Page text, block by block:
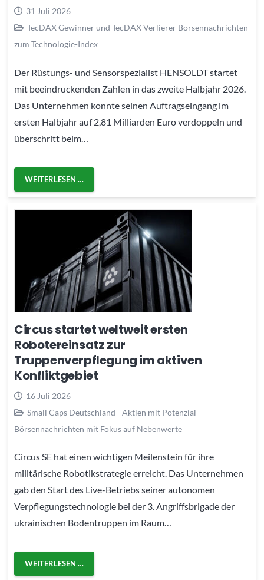
31 Juli 2026
TecDAX Gewinner und TecDAX Verlierer Börsennachrichten
zum Technologie-Index
Der Rüstungs- und Sensorspezialist HENSOLDT startet
mit beeindruckenden Zahlen in das zweite Halbjahr 2026.
Das Unternehmen konnte seinen Auftragseingang im
ersten Halbjahr auf 2,81 Milliarden Euro verdoppeln und
überschritt beim…
WEITERLESEN …
Circus startet weltweit ersten
Robotereinsatz zur
Truppenverpflegung im aktiven
Konfliktgebiet
16 Juli 2026
Small Caps Deutschland - Aktien mit Potenzial
Börsennachrichten mit Fokus auf Nebenwerte
Circus SE hat einen wichtigen Meilenstein für ihre
militärische Robotikstrategie erreicht. Das Unternehmen
gab den Start des Live-Betriebs seiner autonomen
Verpflegungstechnologie bei der 3. Angriffsbrigade der
ukrainischen Bodentruppen im Raum…
WEITERLESEN …